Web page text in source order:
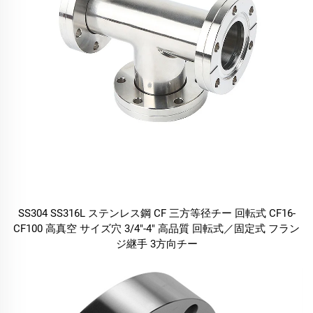
SS304 SS316L ステンレス鋼 CF 三方等径チー 回転式 CF16-
CF100 高真空 サイズ穴 3/4"-4" 高品質 回転式／固定式 フラン
ジ継手 3方向チー